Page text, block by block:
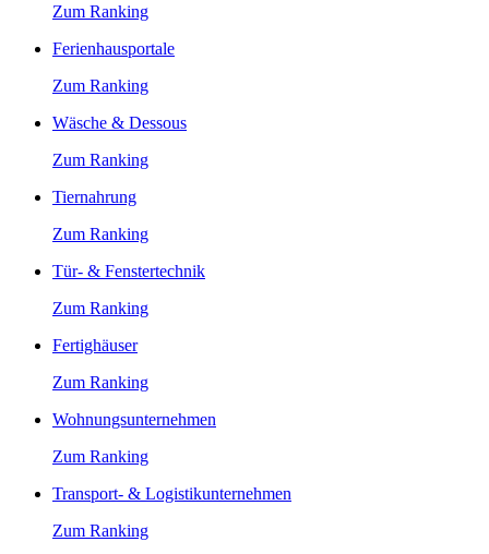
Zum Ranking
Ferienhausportale
Zum Ranking
Wäsche & Dessous
Zum Ranking
Tiernahrung
Zum Ranking
Tür- & Fenstertechnik
Zum Ranking
Fertighäuser
Zum Ranking
Wohnungsunternehmen
Zum Ranking
Transport- & Logistikunternehmen
Zum Ranking